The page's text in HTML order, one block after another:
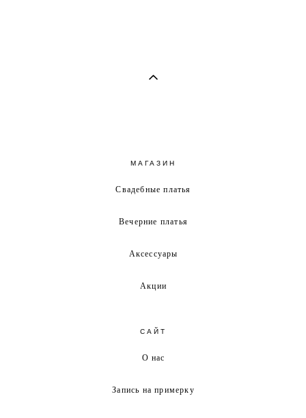
МАГАЗИН
Свадебные платья
Вечерние платья
Аксессуары
Акции
САЙТ
О нас
Запись на примерку